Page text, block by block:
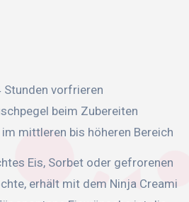
vorfrieren
beim Zubereiten
mittleren bis höheren Bereich
Eis, Sorbet oder gefrorenen
erhält mit dem Ninja Creami